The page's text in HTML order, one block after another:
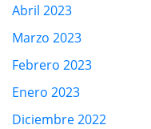
Abril 2023
Marzo 2023
Febrero 2023
Enero 2023
Diciembre 2022